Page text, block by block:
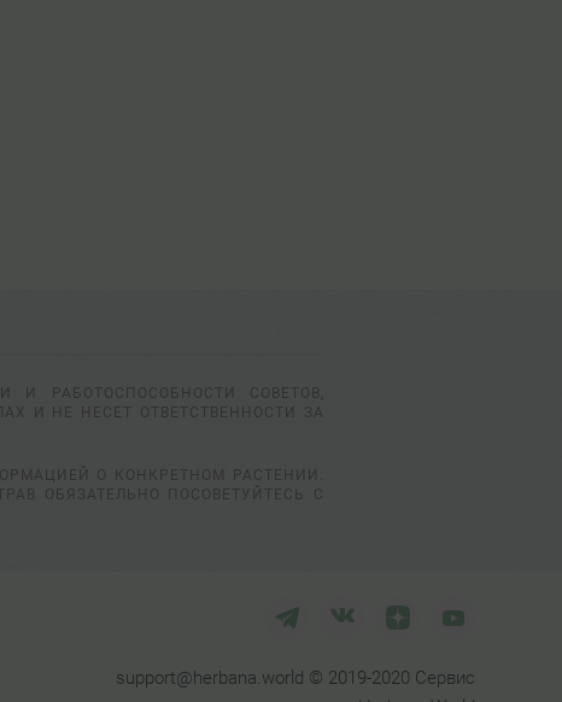
РАБОТОСПОСОБНОСТИ СОВЕТОВ,
И НЕ НЕСЕТ ОТВЕТСТВЕННОСТИ ЗА
О КОНКРЕТНОМ РАСТЕНИИ.
ОБЯЗАТЕЛЬНО ПОСОВЕТУЙТЕСЬ С
support@herbana.world © 2019-2020 Сервис